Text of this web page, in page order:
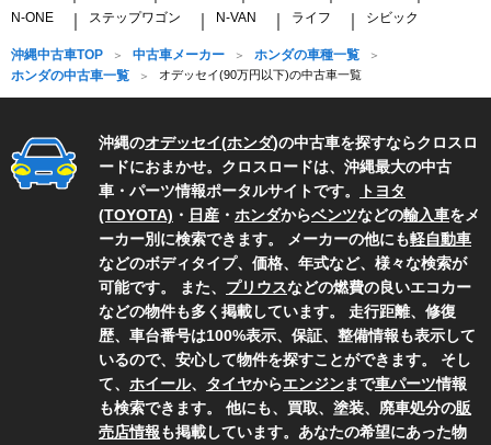
N-ONE ステップワゴン N-VAN ライフ シビック
沖縄中古車TOP 中古車メーカー
ホンダの車種一覧
ホンダの中古車一覧
オデッセイ(90万円以下)の中古車一覧
沖縄のオデッセイ(ホンダ)の中古車を探すならクロスロ
ードにおまかせ。クロスロードは、沖縄最大の中古
車・パーツ情報ポータルサイトです。
トヨタ
(TOYOTA) ・ 日産 ・ ホンダからベンツなどの輸入車をメ
ーカー別に検索できます。 メーカーの他にも軽自動車
などのボディタイプ、価格、年式など、様々な検索が
可能です。 また、 プリウスなどの燃費の良いエコカー
などの物件も多く掲載しています。 走行距離、修復
歴、車台番号は100%表示、保証、整備情報も表示して
いるので、安心して物件を探すことができます。 そし
て、 ホイール、 タイヤからエンジンまで車パーツ情報
も検索できます。 他にも、買取、塗装、廃車処分の販
売店情報も掲載しています。あなたの希望にあった物